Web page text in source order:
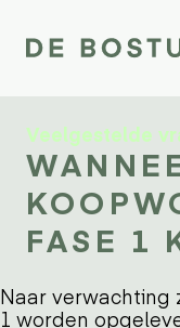
Veelgestelde
FASE 1
Naar verwachting
1 worden